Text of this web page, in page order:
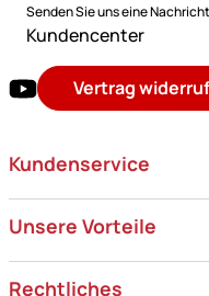
Senden Sie uns eine Nachricht
Kundencenter
Vertrag
Kundenservice
Unsere Vorteile
Rechtliches